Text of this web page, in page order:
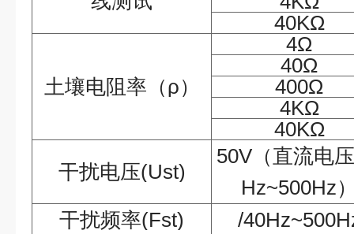
40KΩ
土壤电阻率（ρ）
4Ω
40Ω
400Ω
4KΩ
40KΩ
干扰电压(Ust)
50V（直流电
Hz~500Hz
干扰频率(Fst)
/